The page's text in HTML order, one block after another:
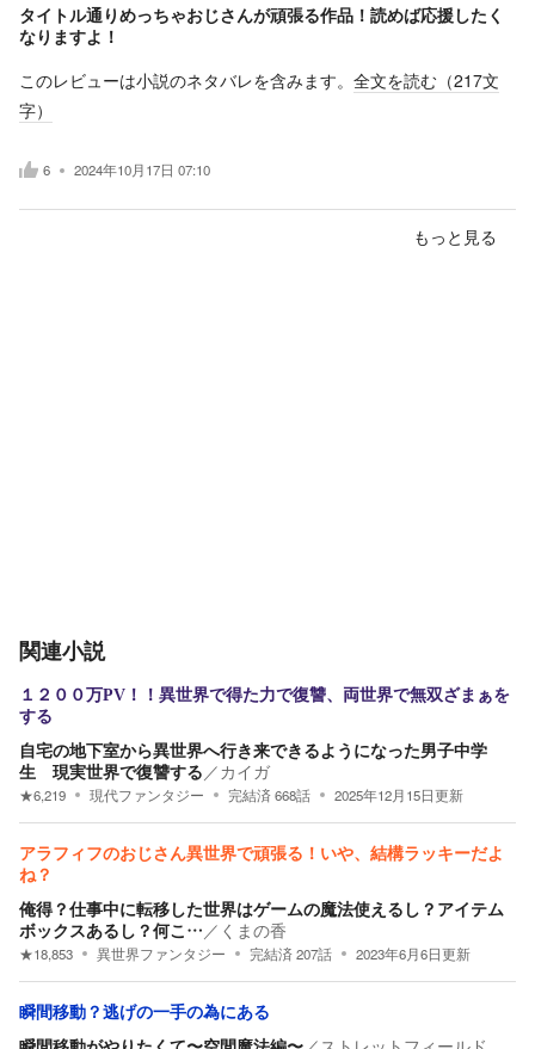
タイトル通りめっちゃおじさんが頑張る作品！読めば応援したく
なりますよ！
このレビューは小説のネタバレを含みます。 全文を読む（217文
字）
6 2024年10月17日 07:10
もっと見る
関連小説
１２００万PV！！異世界で得た力で復讐、両世界で無双ざまぁを
する
自宅の地下室から異世界へ行き来できるようになった男子中学
生 現実世界で復讐する ／カイガ
★6,219 現代ファンタジー 完結済668話 2025年12月15日更新
アラフィフのおじさん異世界で頑張る！いや、結構ラッキーだよ
ね？
俺得？仕事中に転移した世界はゲームの魔法使えるし？アイテム
ボックスあるし？何こ… ／ くまの香
★18,853 異世界ファンタジー 完結済207話 2023年6月6日更新
瞬間移動？逃げの一手の為にある